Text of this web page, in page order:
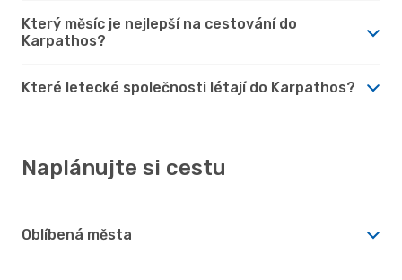
Který měsíc je nejlepší na cestování do
Karpathos?
Které letecké společnosti létají do Karpathos?
Naplánujte si cestu
Oblíbená města